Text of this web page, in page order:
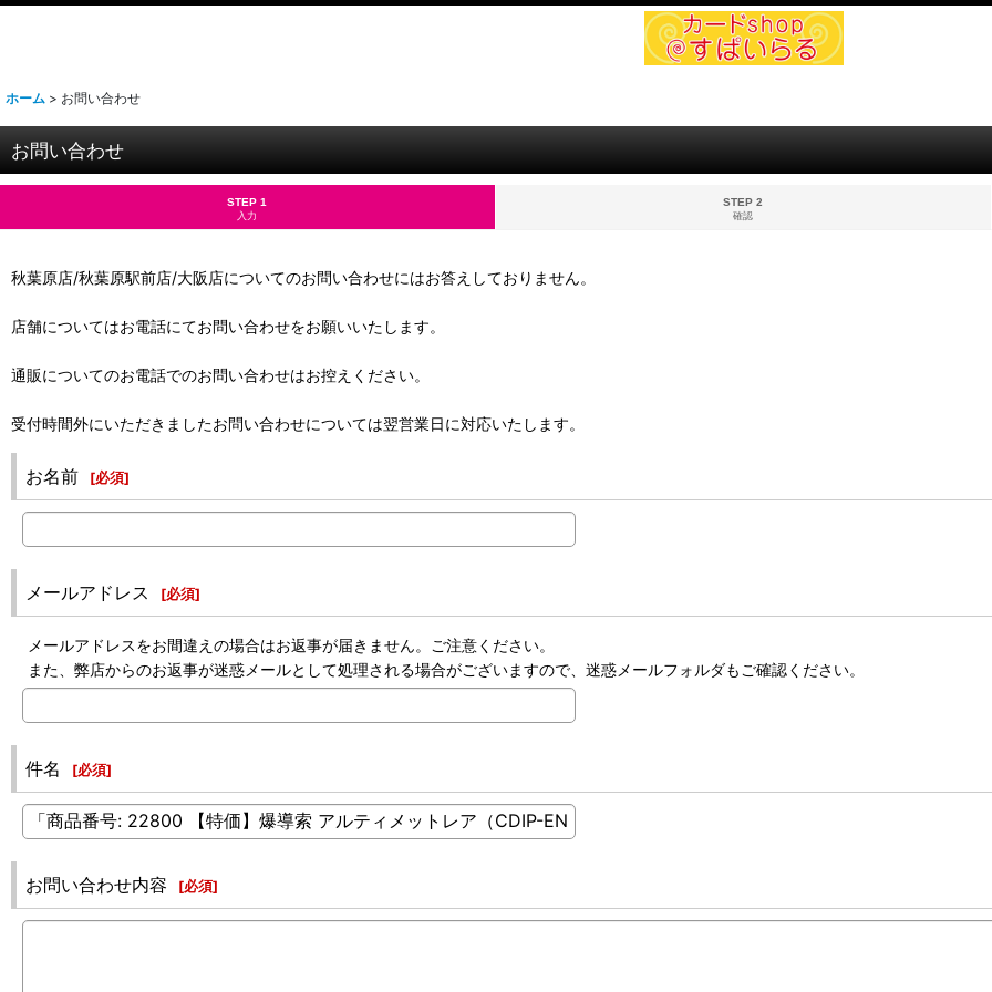
ホーム > お問い合わせ
お問い合わせ
STEP 1
入力
STEP 2
確認
秋葉原店/秋葉原駅前店/大阪店についてのお問い合わせにはお答えしておりません。
店舗についてはお電話にてお問い合わせをお願いいたします。
通販についてのお電話でのお問い合わせはお控えください。
受付時間外にいただきましたお問い合わせについては翌営業日に対応いたします。
お名前 [必須]
メールアドレス [必須]
メールアドレスをお間違えの場合はお返事が届きません。ご注意ください。
また、弊店からのお返事が迷惑メールとして処理される場合がございますので、迷惑メールフォルダもご確認ください。
件名 [必須]
お問い合わせ内容 [必須]